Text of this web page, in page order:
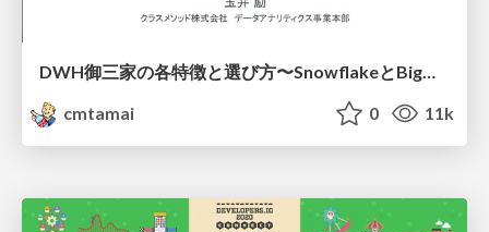
DWH御三家の各特徴と選び方〜SnowflakeとBigQueryとRedshiftと〜
cmtamai
0 11k